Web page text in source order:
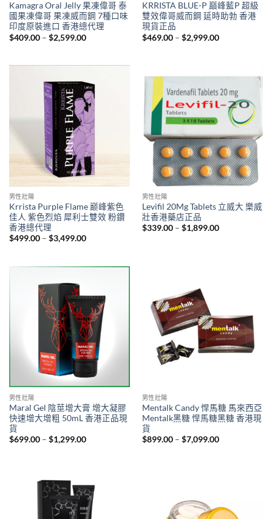
Kamagra Oral Jelly 果凍偉哥 泰
國果凍偉哥 果凍威而鋼 7種口味
印度原裝進口 香港總代理
$409.00 – $2,599.00Price
$2,599.00
KRRISTA BLUE-P 巔峰藍P 超級
雙效偉哥威而鋼 延時助勃 香港
現貨正品
$469.00 – $2,999.00Price
男性壯陽
Krrista Purple Flame 巅峰紫色
佳人 紫色烈焰 犀利士雙效 粉鑽
香港總代理
$499.00 – $3,499.00Price
$3,499.00
男性壯陽
Levifil 20Mg Tablets 立威大 樂威
壯香港藥店正品
$339.00 – $1,899.00Price
男性壯陽
Maral Gel 陰莖增大膏 增大凝膠
快速增大增粗 50mL 香港正品現
貨
$699.00 – $1,299.00Price
男性壯陽
Mentalk Candy 悍馬糖 馬來西亞
Mentalk黑糖 悍馬糖黑糖 香港現
貨
$899.00 – $7,099.00Price